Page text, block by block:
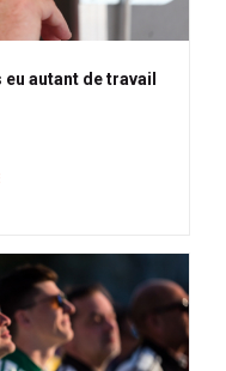
autant de travail